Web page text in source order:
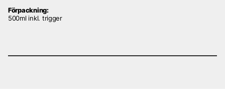
Förpackning:
500ml inkl. trigger